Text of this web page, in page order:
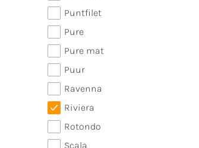
Puntfilet
Pure
Pure mat
Puur
Ravenna
Riviera
Rotondo
Scala